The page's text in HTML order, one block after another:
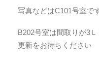
写真などはC101号室で
B202号室は間取りが3
更新をお待ちください